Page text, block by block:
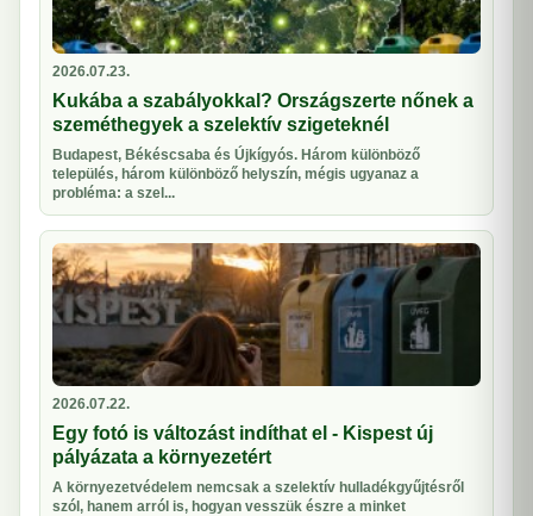
2026.07.23.
Kukába a szabályokkal? Országszerte nőnek a
szeméthegyek a szelektív szigeteknél
Budapest, Békéscsaba és Újkígyós. Három különböző
település, három különböző helyszín, mégis ugyanaz a
probléma: a szel...
2026.07.22.
Egy fotó is változást indíthat el - Kispest új
pályázata a környezetért
A környezetvédelem nemcsak a szelektív hulladékgyűjtésről
szól, hanem arról is, hogyan vesszük észre a minket